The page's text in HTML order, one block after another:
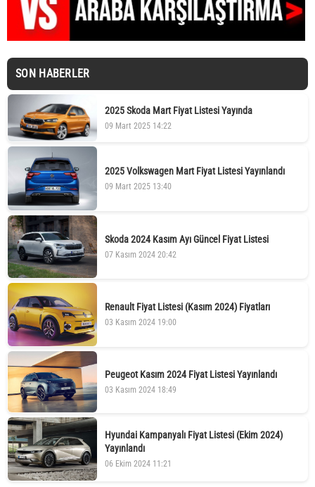
SON HABERLER
2025 Skoda Mart Fiyat Listesi Yayında
09 Mart 2025 14:22
2025 Volkswagen Mart Fiyat Listesi Yayınlandı
09 Mart 2025 13:40
Skoda 2024 Kasım Ayı Güncel Fiyat Listesi
07 Kasım 2024 20:42
Renault Fiyat Listesi (Kasım 2024) Fiyatları
03 Kasım 2024 19:00
Peugeot Kasım 2024 Fiyat Listesi Yayınlandı
03 Kasım 2024 18:49
Hyundai Kampanyalı Fiyat Listesi (Ekim 2024)
Yayınlandı
06 Ekim 2024 11:21